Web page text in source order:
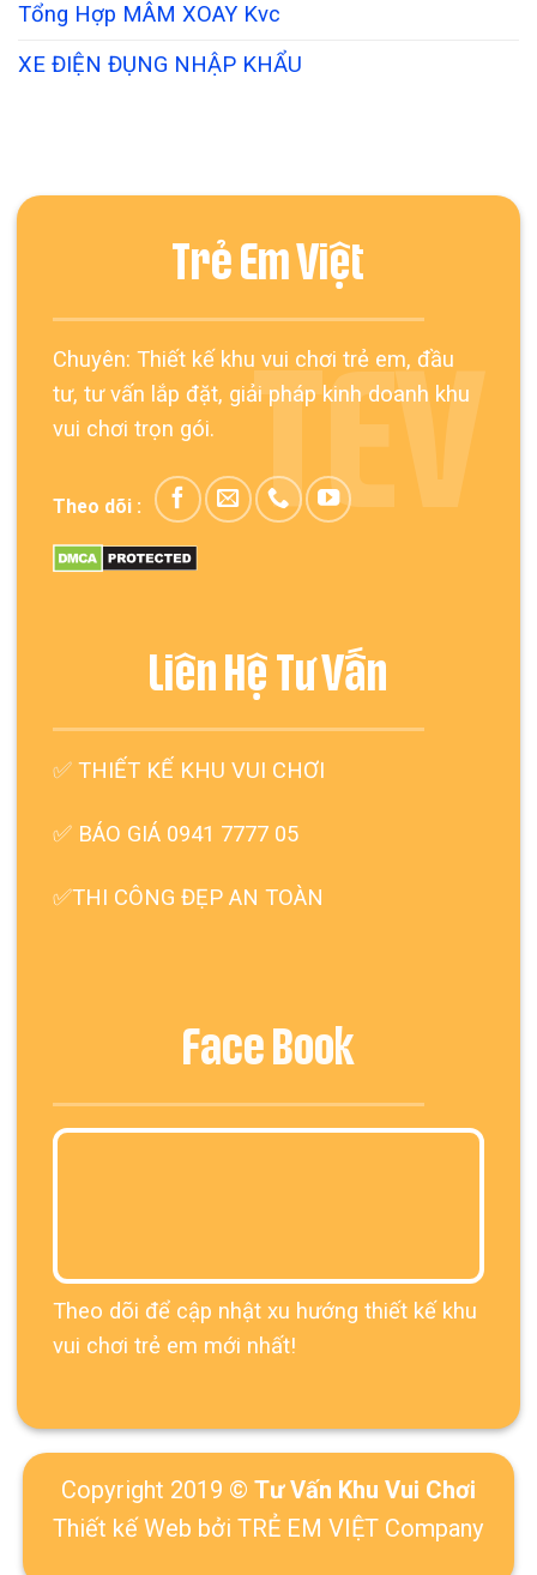
Tổng Hợp MÂM XOAY Kvc
XE ĐIỆN ĐỤNG NHẬP KHẨU
Trẻ Em Việt
Chuyên: Thiết kế khu vui chơi trẻ em, đầu
tư, tư vấn lắp đặt, giải pháp kinh doanh khu
vui chơi trọn gói.
Theo dõi : TEV
Liên Hệ Tư Vấn
✅THIẾT KẾ KHU VUI CHƠI
✅ BÁO GIÁ 0941 7777 05
✅THI CÔNG ĐẸP AN TOÀN
Face Book
Theo dõi để cập nhật xu hướng thiết kế khu
vui chơi trẻ em mới nhất!
Copyright 2019 © Tư Vấn Khu Vui Chơi
Thiết kế Web bởi TRẺ EM VIỆT Company